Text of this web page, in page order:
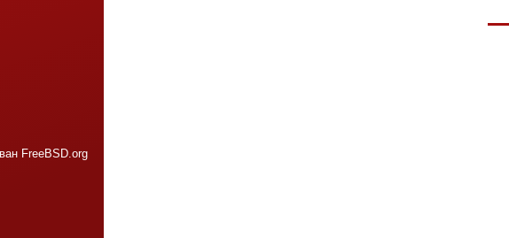
FreeBSD.org